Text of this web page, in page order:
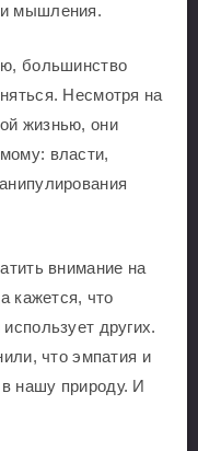
мышления.
большинство
Несмотря на
жизнью, они
власти,
внимание на
кажется, что
других.
что эмпатия и
нашу природу. И